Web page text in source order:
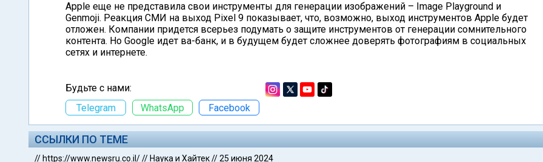
Apple еще не представила свои инструменты для генерации изображений – Image Playground и
Genmoji. Реакция СМИ на выход Pixel 9 показывает, что, возможно, выход инструментов Apple будет
отложен. Компании придется всерьез подумать о защите инструментов от генерации сомнительного
контента. Но Google идет ва-банк, и в будущем будет сложнее доверять фотографиям в социальных
сетях и интернете.
Будьте с нами:
Telegram
WhatsApp Facebook
ССЫЛКИ ПО ТЕМЕ
// https://www.newsru.co.il/// Наука и Хайтек//25 июня 2024